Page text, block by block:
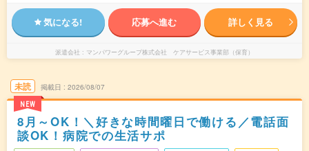
気になる! 応募へ進む 詳しく見る
派遣会社 マンパワーグループ株式会社 ケアサービス事業部（保育）
未読
NEW
掲載日 2026/08/07
8月～OK！＼好きな時間曜日で働ける／電話面
談OK！病院での生活サポ